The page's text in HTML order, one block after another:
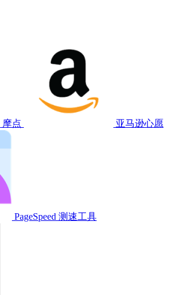
摩点 亚马逊心愿
PageSpeed 测速工具